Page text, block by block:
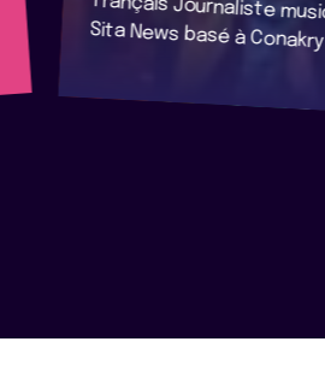
Sita News basé à Conakry